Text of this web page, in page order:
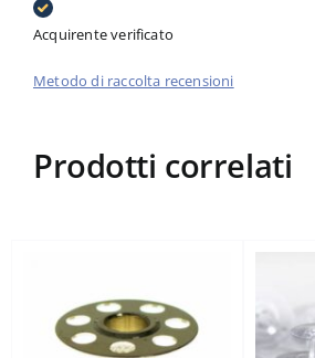
Acquirente verificato
Metodo di raccolta recensioni
Prodotti correlati